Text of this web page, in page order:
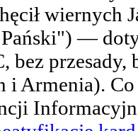
wiernych
—
bez
i Armenia).